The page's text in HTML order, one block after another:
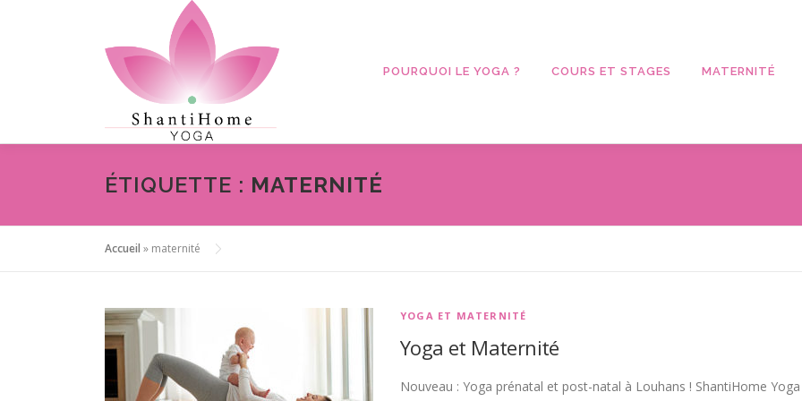
POURQUOI LE YOGA ? COURS ET STAGES MATERNITÉ
ÉTIQUETTE : MATERNITÉ
Accueil » maternité
YOGA ET MATERNITÉ
Yoga et Maternité
Nouveau : Yoga prénatal et post-natal à Louhans ! ShantiHome